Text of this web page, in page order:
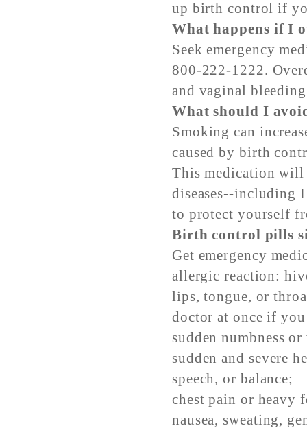
up birth control if
What happens if I
Seek emergency
800-222-1222.
and vaginal
What should I
Smoking can
caused by birth
This medication
diseases--including
to protect yourself
Birth control pills
Get emergency
allergic reaction:
lips, tongue, or
doctor at once if you
sudden numbness
sudden and severe
speech, or balance;
chest pain or heavy
nausea, sweating,